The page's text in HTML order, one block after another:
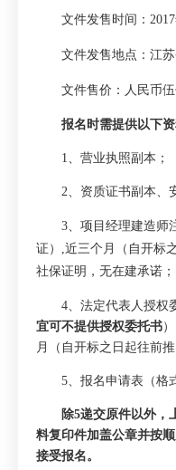
文件发售时间： 2017
文件发售地点：江
文件售价： 人民币
报名时需提供以下资料
1 、营业执照副本；
2 、资质证书副本
3 项目经理建造师
证）
近三个月（自开标之
社保证明，无在建承诺；
4 、法定代表人授
宜可不提供授权委托书
月
（自开标之日起往前推
5 、报名申请表（
除5递交原件以外，
料复印件加盖公章并按顺
接受报名。